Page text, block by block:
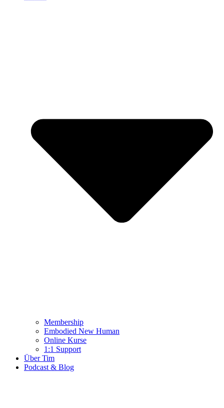
Membership
Embodied New Human
Online Kurse
1:1 Support
Über Tim
Podcast & Blog